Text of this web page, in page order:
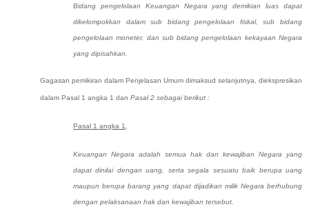
Bidang pengelolaan Keuangan Negara yang demikian luas dapat
dikelompokkan dalam sub bidang pengelolaan fiskal, sub bidang
pengelolaan moneter, dan sub bidang pengelolaan kekayaan Negara
yang dipisahkan.
Gagasan pemikiran dalam Penjelasan Umum dimaksud selanjutnya, diekspresikan
dalam Pasal 1 angka 1 dan Pasal 2 sebagai berikut :
Pasal 1 angka 1
Keuangan Negara adalah semua hak dan kewajiban Negara yang
dapat dinilai dengan uang, serta segala sesuatu baik berupa uang
maupun berupa barang yang dapat dijadikan milik Negara berhubung
dengan pelaksanaan hak dan kewajiban tersebut.